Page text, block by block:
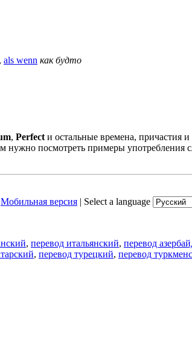
, als wenn как будто
, Perfect и остальные времена, причастия
посмотреть примеры употребления
Мобильная версия | Select a language
, перевод итальянский, перевод
, перевод турецкий, перевод